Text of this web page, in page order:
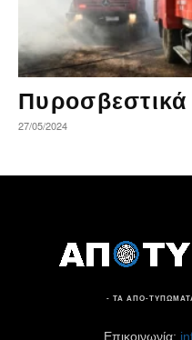
27/05/2024
- ΤΑ ΑΠΟ-
Επικοινωνία: